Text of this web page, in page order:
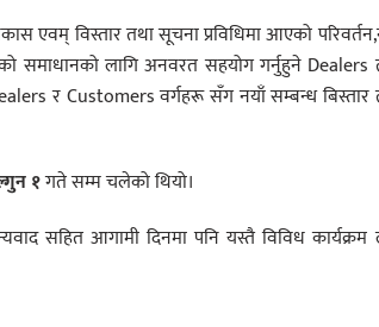
एवम् विस्तार तथा सूचना प्रविधिमा आएको
समाधानको लागि अनवरत सहयोग गर्नुहुने Dealers
र Customers वर्गहरू सँग नयाँ सम्बन्ध बिस्तार
१गते सम्म चलेको थियो।
सहित आगामी दिनमा पनि यस्तै विविध कार्यक्रम